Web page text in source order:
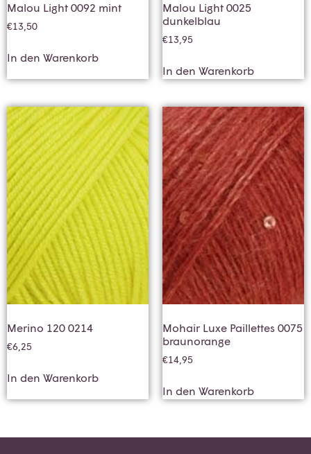
Malou Light 0092 mint
€13,50
In den Warenkorb
Malou Light 0025
dunkelblau
€13,95
In den Warenkorb
Merino 120 0214
€6,25
In den Warenkorb
Mohair Luxe Paillettes 0075
braunorange
€14,95
In den Warenkorb